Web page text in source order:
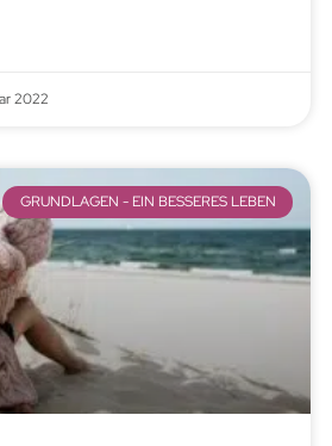
2022
GRUNDLAGEN - EIN BESSERES LEBEN